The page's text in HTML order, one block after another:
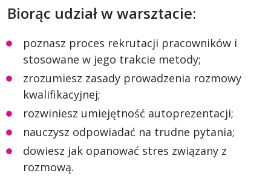
Biorąc udział w warsztacie:
poznasz proces rekrutacji pracowników i
stosowane w jego trakcie metody;
zrozumiesz zasady prowadzenia rozmowy
kwalifikacyjnej;
rozwiniesz umiejętność autoprezentacji;
nauczysz odpowiadać na trudne pytania;
dowiesz jak opanować stres związany z
rozmową.